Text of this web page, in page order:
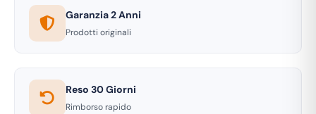
Garanzia 2 Anni
Prodotti originali
Reso 30 Giorni
Rimborso rapido